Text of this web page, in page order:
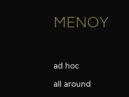
ΜΕΝΟΥ
ad hoc
all around